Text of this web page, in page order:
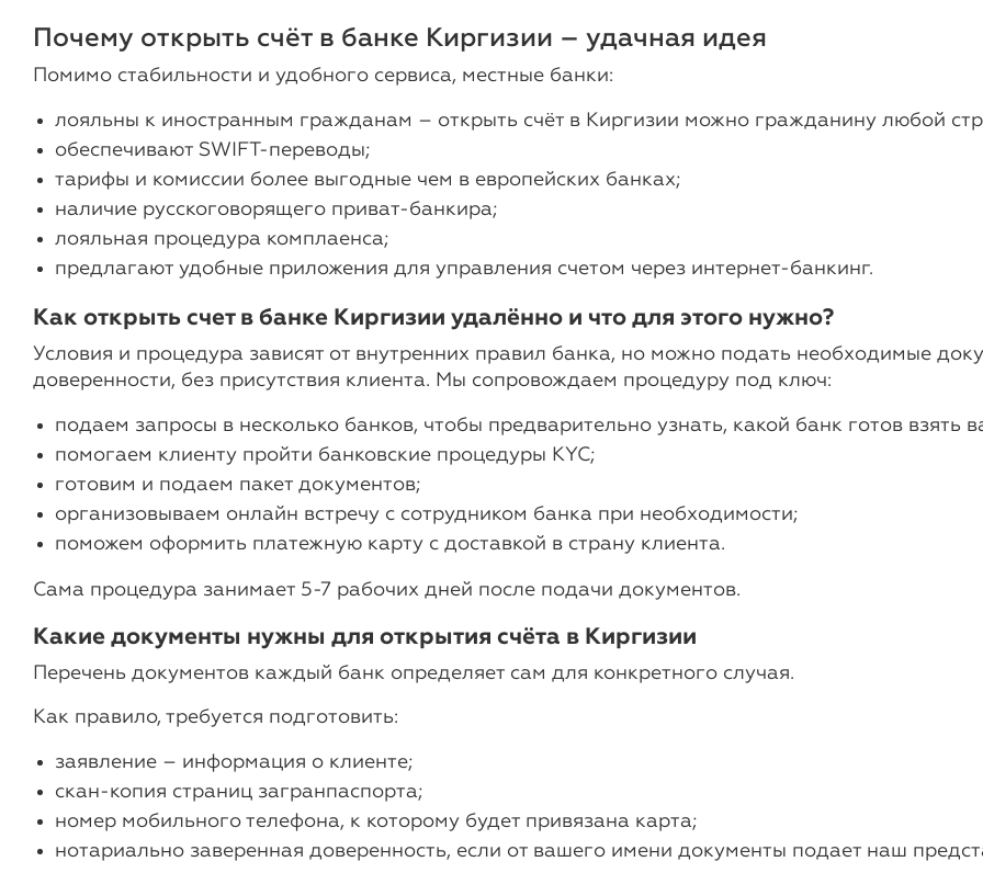
Почему открыть счёт в банке Киргизии – удачная идея
Помимо стабильности и удобного сервиса, местные банки:
лояльны к иностранным гражданам – открыть счёт в Киргизии можно гражданину любой
обеспечивают SWIFT-переводы;
тарифы и комиссии более выгодные чем в европейских банках;
наличие русскоговорящего приват-банкира;
лояльная процедура комплаенса;
предлагают удобные приложения для управления счетом через интернет-банкинг.
Как открыть счет в банке Киргизии удалённо и что для этого нужно?
Условия и процедура зависят от внутренних правил банка, но можно подать необходимые
доверенности, без присутствия клиента. Мы сопровождаем процедуру под ключ:
подаем запросы в несколько банков, чтобы предварительно узнать, какой банк готов взять
помогаем клиенту пройти банковские процедуры KYC;
готовим и подаем пакет документов;
организовываем онлайн встречу с сотрудником банка при необходимости;
поможем оформить платежную карту с доставкой в страну клиента.
Сама процедура занимает 5-7 рабочих дней после подачи документов.
Какие документы нужны для открытия счёта в Киргизии
Перечень документов каждый банк определяет сам для конкретного случая.
Как правило, требуется подготовить:
заявление – информация о клиенте;
скан-копия страниц загранпаспорта;
номер мобильного телефона, к которому будет привязана карта;
нотариально заверенная доверенность, если от вашего имени документы подает наш